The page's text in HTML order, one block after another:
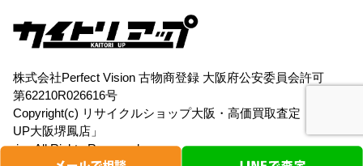
株式会社Perfect Vision 古物商登録 大阪府公安委員会許可
第62210R026616号
Copyright(c) リサイクルショップ大阪・高価買取査定「買取
UP大阪堺鳳店」
.inc All Rights Reserved.